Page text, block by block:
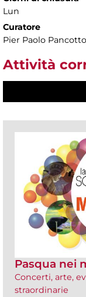
Lun
Curatore
Pier Paolo Pancotto
Attività
Pasqua nei
Concerti, arte,
straordinarie